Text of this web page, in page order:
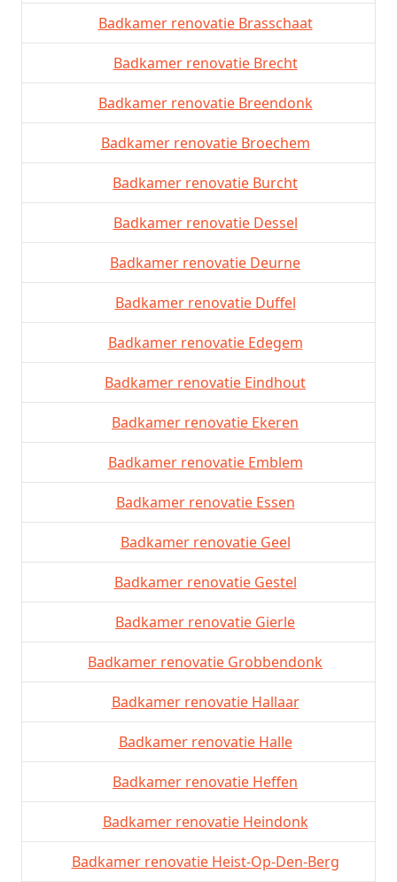
Badkamer renovatie Brasschaat
Badkamer renovatie Brecht
Badkamer renovatie Breendonk
Badkamer renovatie Broechem
Badkamer renovatie Burcht
Badkamer renovatie Dessel
Badkamer renovatie Deurne
Badkamer renovatie Duffel
Badkamer renovatie Edegem
Badkamer renovatie Eindhout
Badkamer renovatie Ekeren
Badkamer renovatie Emblem
Badkamer renovatie Essen
Badkamer renovatie Geel
Badkamer renovatie Gestel
Badkamer renovatie Gierle
Badkamer renovatie Grobbendonk
Badkamer renovatie Hallaar
Badkamer renovatie Halle
Badkamer renovatie Heffen
Badkamer renovatie Heindonk
Badkamer renovatie Heist-Op-Den-Berg